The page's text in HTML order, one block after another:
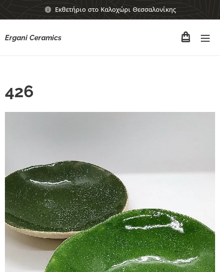
Εκθετήριο στο Καλοχώρι Θεσσαλονίκης
Ergani Ceramics
426